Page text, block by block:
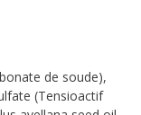
de soude),
(Tensioactif